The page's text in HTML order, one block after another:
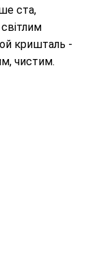
ста,
кришталь -
чистим.